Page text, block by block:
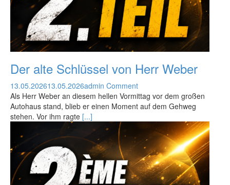
Der alte Schlüssel von Herr Weber
13.05.202613.05.2026admin Comment
Als Herr Weber an diesem hellen Vormittag vor dem großen
Autohaus stand, blieb er einen Moment auf dem Gehweg
stehen. Vor ihm ragte [...]